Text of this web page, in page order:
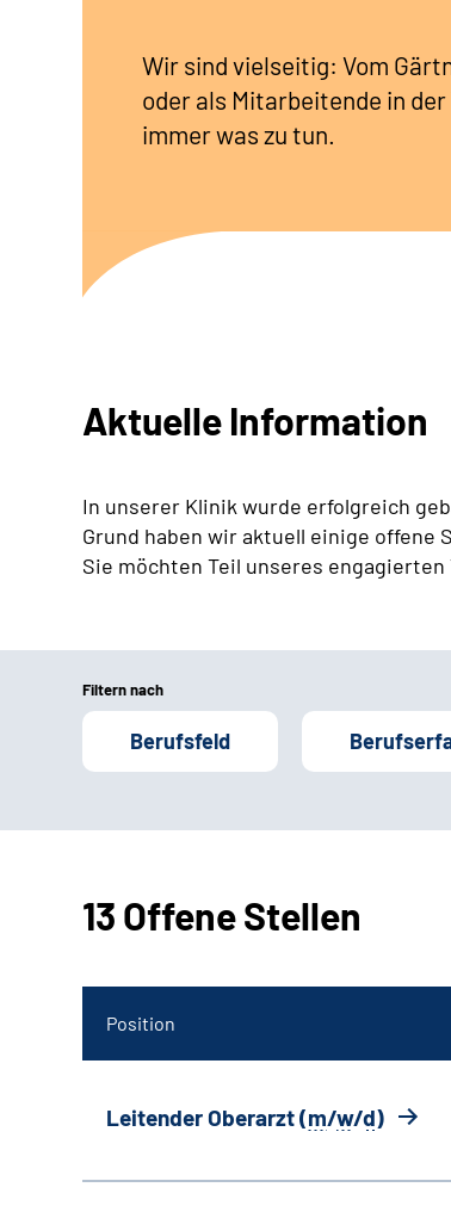
Wir sind vielseitig: Vom
oder als Mitarbeitende in
immer was zu tun.
Aktuelle Information
In unserer Klinik wurde erfolgreich
Grund haben wir aktuell einige offene
Sie möchten Teil unseres
Filtern nach
Berufsfeld
13 Offene Stellen
Position
Leitender Oberarzt (m/w/d)